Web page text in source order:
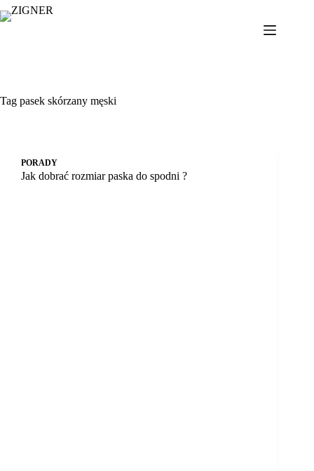
Przejdź
do
Tag pasek skórzany męski
PORADY
Jak dobrać rozmiar paska do spodni ?